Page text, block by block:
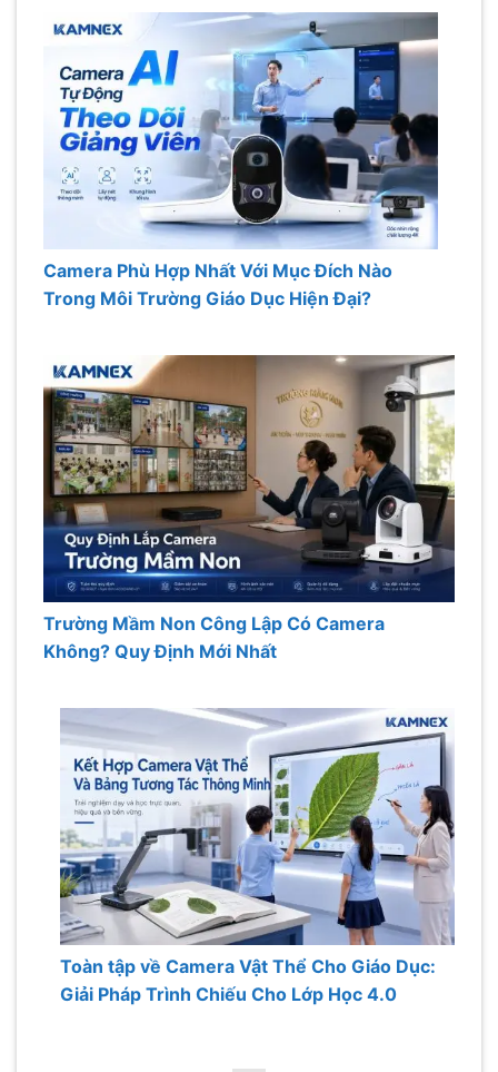
Camera Phù Hợp Nhất Với Mục Đích Nào
Trong Môi Trường Giáo Dục Hiện Đại?
Trường Mầm Non Công Lập Có Camera
Không? Quy Định Mới Nhất
Toàn tập về Camera Vật Thể Cho Giáo Dục:
Giải Pháp Trình Chiếu Cho Lớp Học 4.0